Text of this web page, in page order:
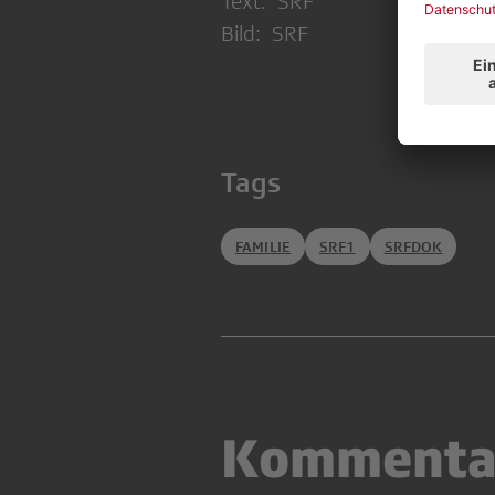
Bild: SRF
Tags
FAMILIE SRF1 SRFDOK